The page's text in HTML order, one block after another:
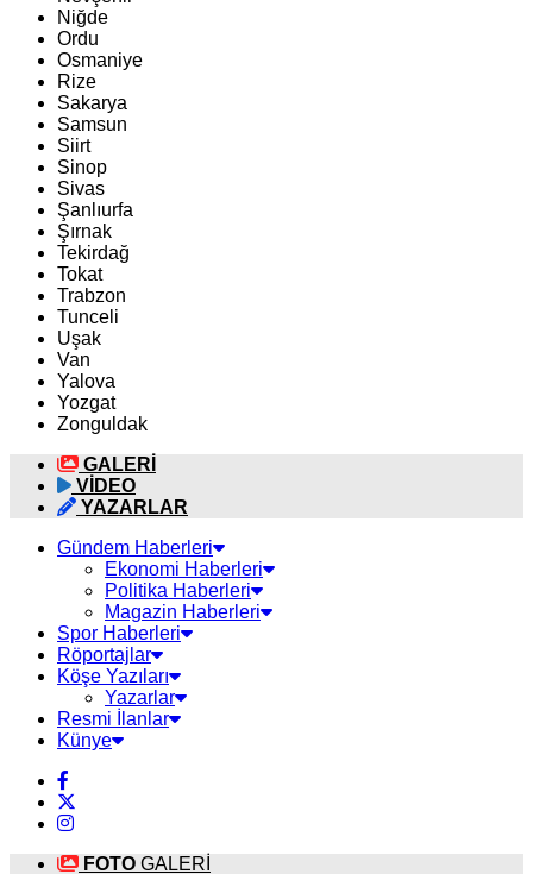
Niğde
Ordu
Osmaniye
Rize
Sakarya
Samsun
Siirt
Sinop
Sivas
Şanlıurfa
Şırnak
Tekirdağ
Tokat
Trabzon
Tunceli
Uşak
Van
Yalova
Yozgat
Zonguldak
GALERİ
VİDEO
YAZARLAR
Gündem Haberleri
Ekonomi Haberleri
Politika Haberleri
Magazin Haberleri
Spor Haberleri
Röportajlar
Köşe Yazıları
Yazarlar
Resmi İlanlar
Künye
FOTO GALERİ